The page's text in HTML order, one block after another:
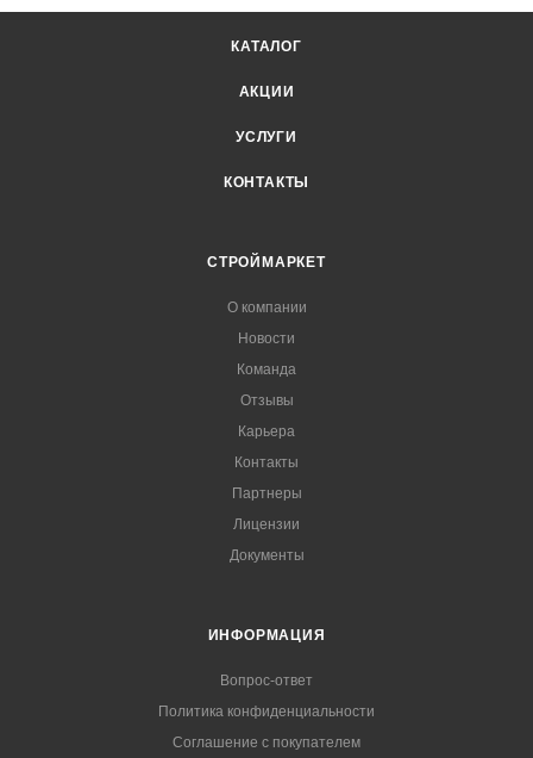
КАТАЛОГ
АКЦИИ
УСЛУГИ
КОНТАКТЫ
СТРОЙМАРКЕТ
О компании
Новости
Команда
Отзывы
Карьера
Контакты
Партнеры
Лицензии
Документы
ИНФОРМАЦИЯ
Вопрос-ответ
Политика конфиденциальности
Соглашение с покупателем